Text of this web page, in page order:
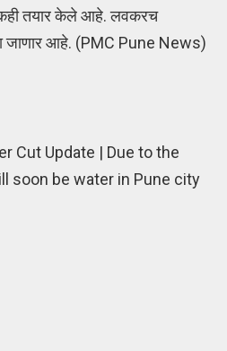
तयार केले आहे. लवकरच
जाणार आहे. (PMC Pune News)
Cut Update | Due to the
soon be water in Pune city